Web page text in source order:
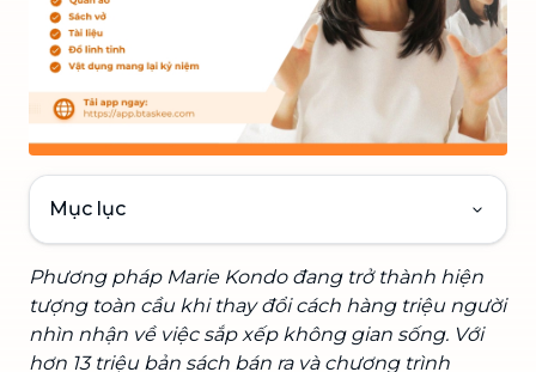
Mục lục
Phương pháp Marie Kondo đang trở thành hiện
tượng toàn cầu khi thay đổi cách hàng triệu người
nhìn nhận về việc sắp xếp không gian sống. Với
hơn 13 triệu bản sách bán ra và chương trình